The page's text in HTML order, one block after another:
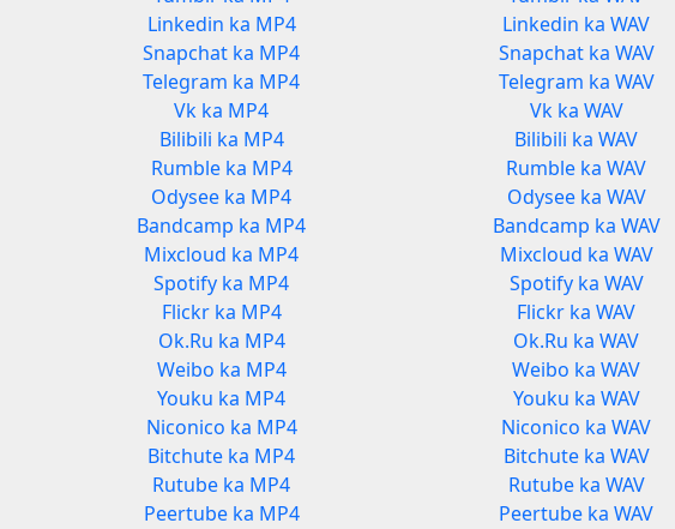
Linkedin ka MP4
Snapchat ka MP4
Telegram ka MP4
Vk ka MP4
Bilibili ka MP4
Rumble ka MP4
Odysee ka MP4
Bandcamp ka MP4
Mixcloud ka MP4
Spotify ka MP4
Flickr ka MP4
Ok.Ru ka MP4
Weibo ka MP4
Youku ka MP4
Niconico ka MP4
Bitchute ka MP4
Rutube ka MP4
Peertube ka MP4
Linkedin ka WAV
Snapchat ka WAV
Telegram ka WAV
Vk ka WAV
Bilibili ka WAV
Rumble ka WAV
Odysee ka WAV
Bandcamp ka WAV
Mixcloud ka WAV
Spotify ka WAV
Flickr ka WAV
Ok.Ru ka WAV
Weibo ka WAV
Youku ka WAV
Niconico ka WAV
Bitchute ka WAV
Rutube ka WAV
Peertube ka WAV